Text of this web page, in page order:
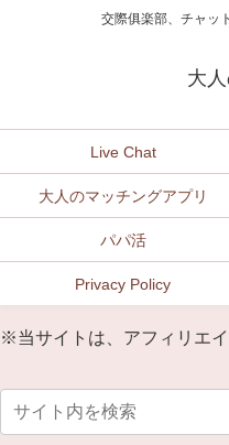
交際俱楽部、チャッ
大
Live Chat
大人のマッチングアプリ
パパ活
Privacy Policy
※当サイトは、アフィリエ